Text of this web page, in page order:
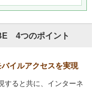
4つのポイント
イルアクセスを実現
すると共に、インターネ